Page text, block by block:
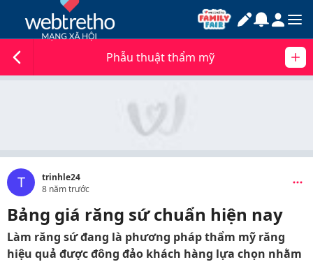
Phẫu thuật thẩm mỹ
T
trinhle24
8 năm trước
Bảng giá răng sứ chuẩn hiện nay
Làm răng sứ đang là phương pháp thẩm mỹ răng
hiệu quả được đông đảo khách hàng lựa chọn nhằm